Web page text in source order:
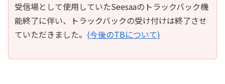
受信場として使用していたSeesaaのトラックバック機
能終了に伴い、トラックバックの受け付けは終了させ
ていただきました。 (今後のTBについて)